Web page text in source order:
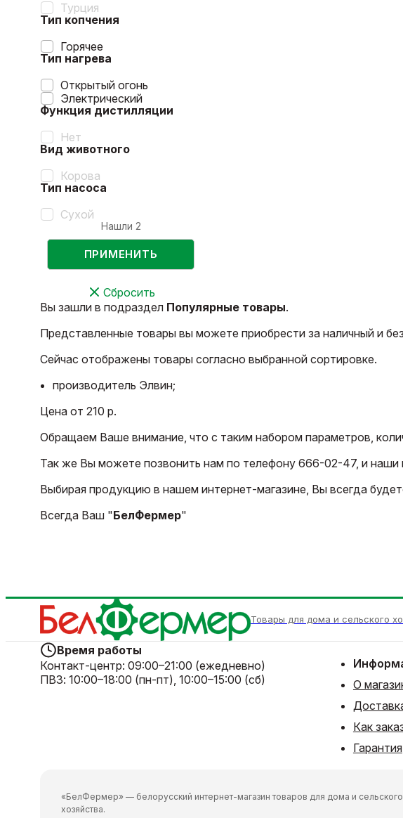
Турция
Тип копчения
Горячее
Тип нагрева
Открытый огонь
Электрический
Функция дистилляции
Нет
Вид животного
Корова
Тип насоса
Сухой
Нашли 2
ПРИМЕНИТЬ
Сбросить
Вы зашли в подраздел Популярные товары.
Представленные товары вы можете приобрести за наличный и
Сейчас отображены товары согласно выбранной сортировке.
производитель Элвин;
Цена от 210 р.
Обращаем Ваше внимание, что с таким набором параметров,
Так же Вы можете позвонить нам по телефону 666-02-47, и
Выбирая продукцию в нашем интернет-магазине, Вы всегда
Всегда Ваш "БелФермер"
Товары для дома и сельского
Время работы
Контакт-центр: 09:00–21:00 (ежедневно)
ПВЗ: 10:00–18:00 (пн-пт), 10:00–15:00 (сб)
О
Как
Гарантия
«БелФермер» — белорусский интернет-магазин товаров для дома и сельского
хозяйства.